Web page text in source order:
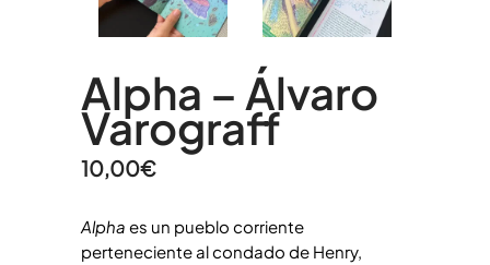
Alpha – Álvaro
Varograff
10,00€
Alpha es un pueblo corriente
perteneciente al condado de Henry,